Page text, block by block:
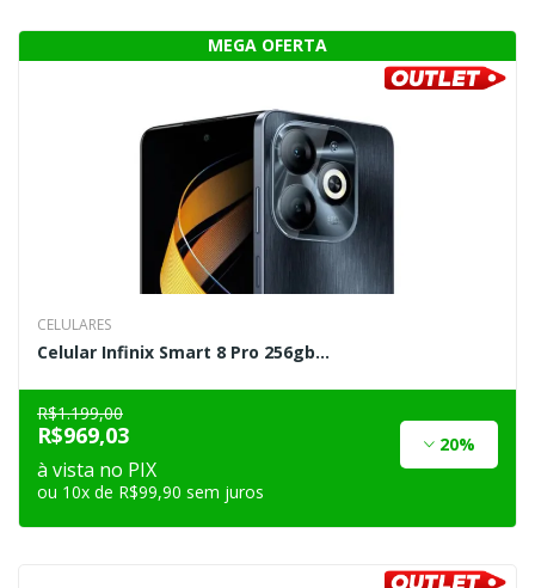
CELULARES
Celular Infinix Smart 8 Pro 256gb...
R$1.199,00
R$969,03 20%
à vista no PIX
ou 10x de R$99,90 sem juros